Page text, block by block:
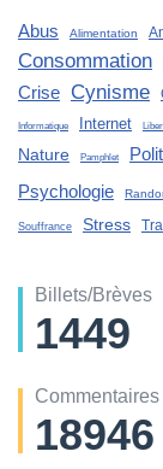
Abus Alimentation
Consommation
Crise Cynisme
Informatique Internet
Nature Pamphlet
Psychologie
Souffrance Stress
Billets/Brèves
1449
Commentaires
18946